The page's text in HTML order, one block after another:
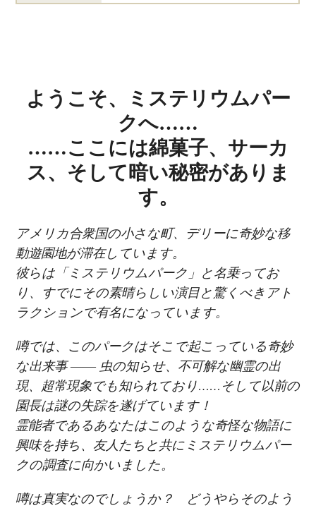
ようこそ、ミステリウムパー
クへ……
……ここには綿菓子、サーカ
ス、そして暗い秘密がありま
す。
アメリカ合衆国の小さな町、デリーに奇妙な移
動遊園地が滞在しています。
彼らは「ミステリウムパーク」と名乗ってお
り、すでにその素晴らしい演目と驚くべきアト
ラクションで有名になっています。
噂では、このパークはそこで起こっている奇妙
な出来事 ―― 虫の知らせ、不可解な幽霊の出
現、超常現象でも知られており……そして以前の
園長は謎の失踪を遂げています！
霊能者であるあなたはこのような奇怪な物語に
興味を持ち、友人たちと共にミステリウムパー
クの調査に向かいました。
噂は真実なのでしょうか？ どうやらそのよう